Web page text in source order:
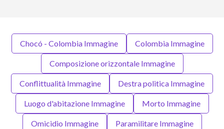
Chocó - Colombia Immagine Colombia Immagine
Composizione orizzontale Immagine
Conflittualità Immagine Destra politica Immagine
Luogo d'abitazione Immagine Morto Immagine
Omicidio Immagine Paramilitare Immagine